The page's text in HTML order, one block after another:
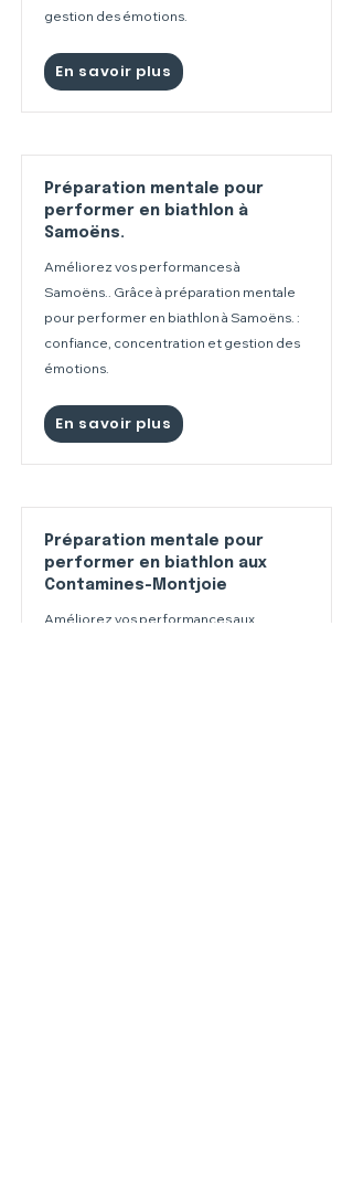
gestion des émotions.
En savoir plus
Préparation mentale pour
performer en biathlon à
Samoëns.
Améliorez vos performances à
Samoëns.. Grâce à préparation mentale
pour performer en biathlon à Samoëns. :
confiance, concentration et gestion des
émotions.
En savoir plus
Préparation mentale pour
performer en biathlon aux
Contamines-Montjoie
Améliorez vos performances aux